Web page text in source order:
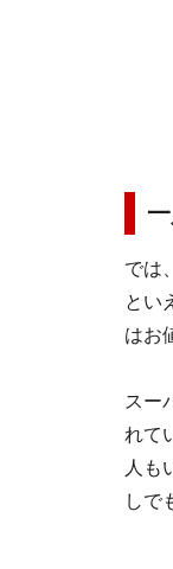
では
とい
はお
スー
れて
人も
しで